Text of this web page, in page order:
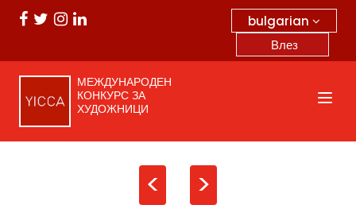
bulgarian
Влез
МЕЖДУНАРОДЕН
КОНКУРС ЗА
ХУДОЖНИЦИ
< >